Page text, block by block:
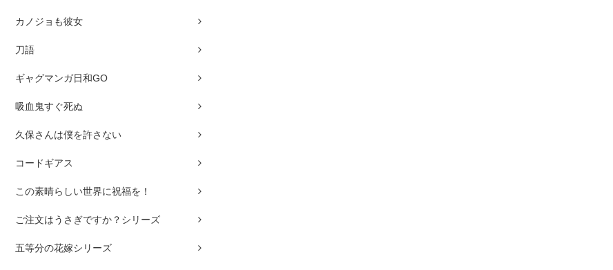
カノジョも彼女
刀語
ギャグマンガ日和GO
吸血鬼すぐ死ぬ
久保さんは僕を許さない
コードギアス
この素晴らしい世界に祝福を！
ご注文はうさぎですか？シリーズ
五等分の花嫁シリーズ